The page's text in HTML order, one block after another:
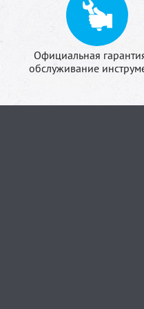
Официальная
обслуживание